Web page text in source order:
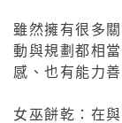
雖然擁有很多
動與規劃都相
感、也有能力
女巫餅乾：在